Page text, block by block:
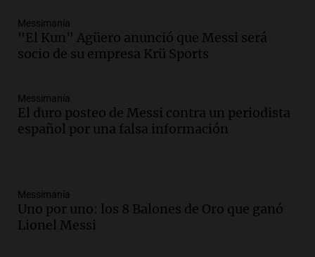
Messimanía
"El Kun" Agüero anunció que Messi será
socio de su empresa Krü Sports
Messimanía
El duro posteo de Messi contra un periodista
español por una falsa información
Messimanía
Uno por uno: los 8 Balones de Oro que ganó
Lionel Messi